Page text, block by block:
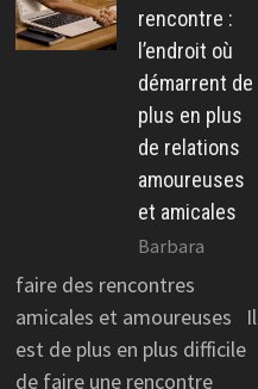
rencontre :
l’endroit où
démarrent de
plus en plus
de relations
amoureuses
et amicales
Barbara
faire des rencontres
amicales et amoureuses Il
est de plus en plus difficile
de faire une rencontre